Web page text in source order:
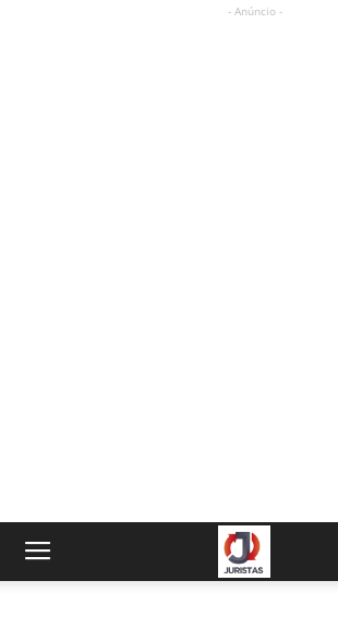
- Anúncio -